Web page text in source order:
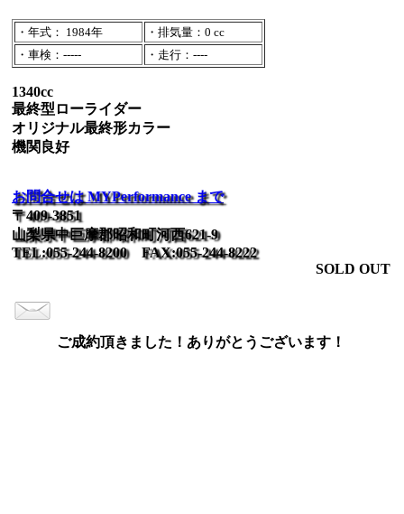
・年式： 1984年
・排気量：0 cc
・車検：-----
・走行：----
1340cc
最終型ローライダー
オリジナル最終形カラー
機関良好
お問合せは MYPerformance まで
〒409-3851
山梨県中巨摩郡昭和町河西621-9
TEL:055-244-8200 FAX:055-244-8222
SOLD OUT
ご成約頂きました！ありがとうございます！